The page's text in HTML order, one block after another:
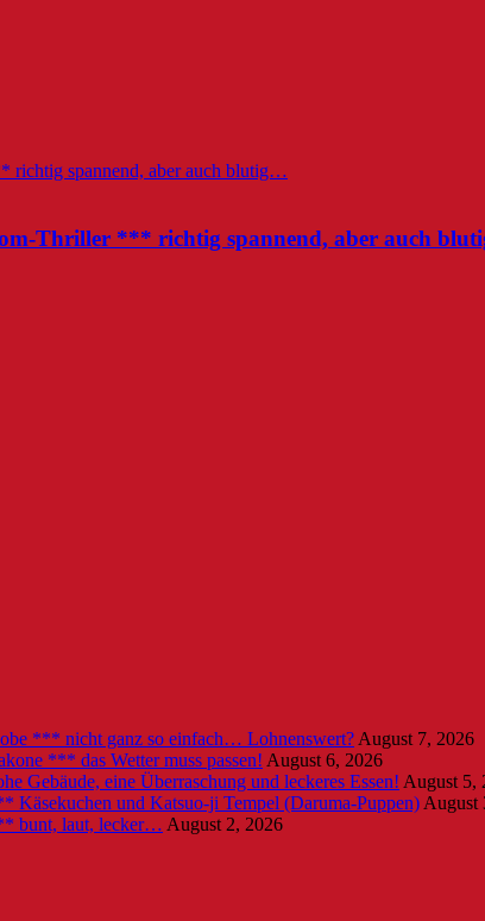
Thriller *** richtig spannend, aber auch
*** nicht ganz so einfach… Lohnenswert? August 7, 2026
*** das Wetter muss passen! August 6, 2026
Gebäude, eine Überraschung und leckeres Essen! August 5,
und Katsuo-ji Tempel (Daruma-Puppen) August
bunt, laut, lecker… August 2, 2026